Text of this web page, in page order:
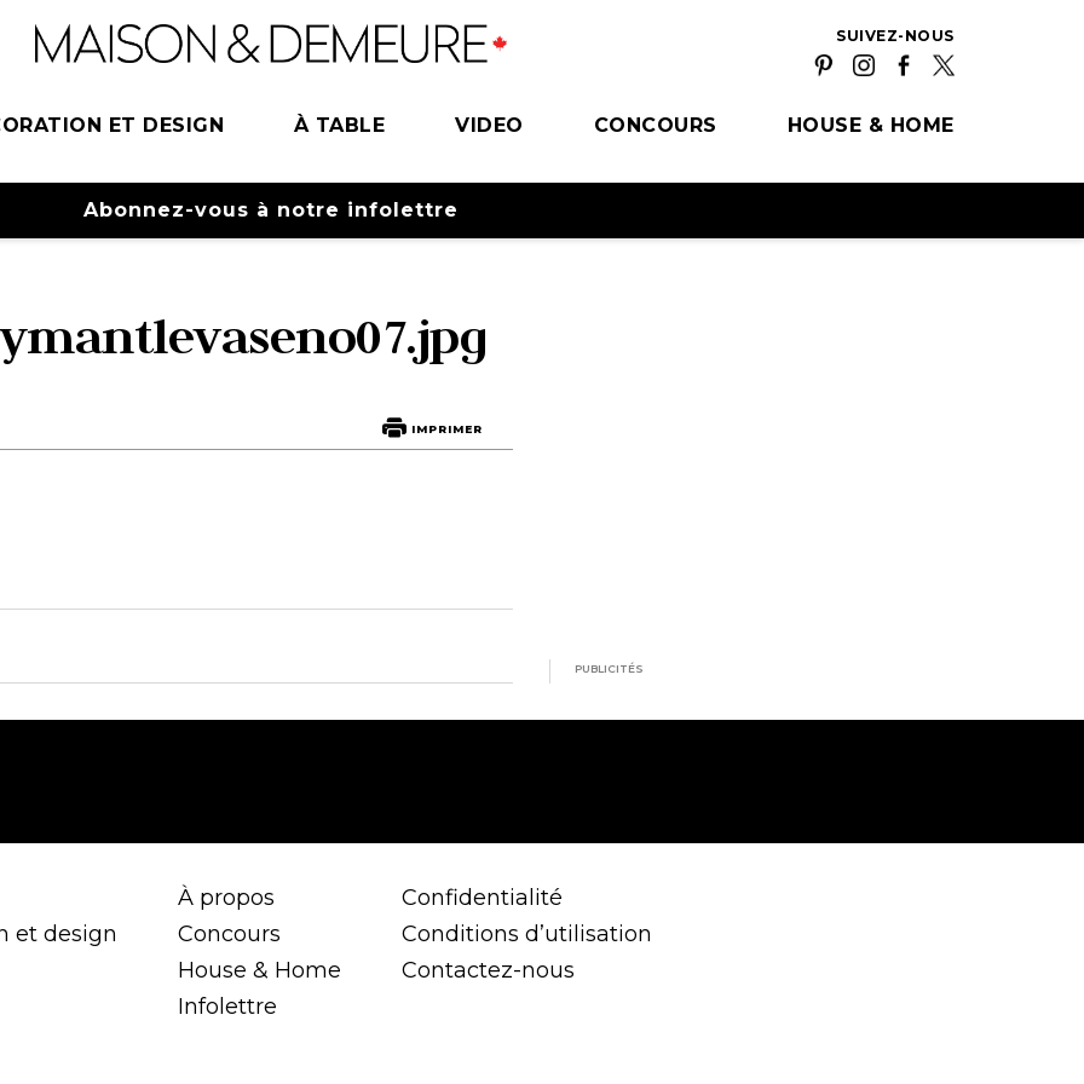
SUIVEZ-NOUS
ET DESIGN À TABLE VIDEO CONCOURS HOUSE & HOME
Abonnez-vous à notre infolettre
IMPRIMER
PUBLICITÉS
et design
À propos
Concours
House & Home
Infolettre
Confidentialité
Conditions d’utilisation
Contactez-nous